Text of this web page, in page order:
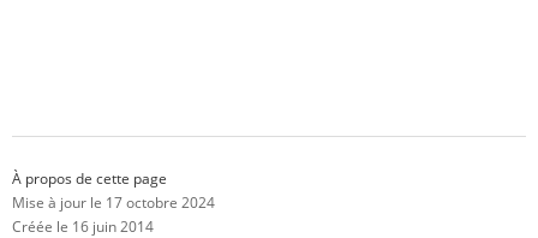
À propos de cette page
Mise à jour le 17 octobre 2024
Créée le 16 juin 2014